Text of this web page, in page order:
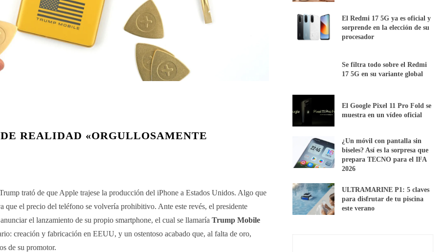
REALIDAD «ORGULLOSAMENTE
trató de que Apple trajese la producción del iPhone a Estados Unidos. Algo que
que el precio del teléfono se volvería prohibitivo. Ante este revés, el presidente
el lanzamiento de su propio smartphone, el cual se llamaría Trump Mobile
creación y fabricación en EEUU, y un ostentoso acabado que, al falta de oro,
de su promotor.
El Redmi 17 5G ya es oficial y
sorprende en la elección de su
procesador
Se filtra todo sobre el Redmi
17 5G en su variante global
El Google Pixel 11 Pro Fold se
muestra en un vídeo oficial
¿Un móvil con pantalla sin
biseles? Así es la sorpresa que
prepara TECNO para el IFA
2026
ULTRAMARINE P1: 5 claves
para disfrutar de tu piscina
este verano